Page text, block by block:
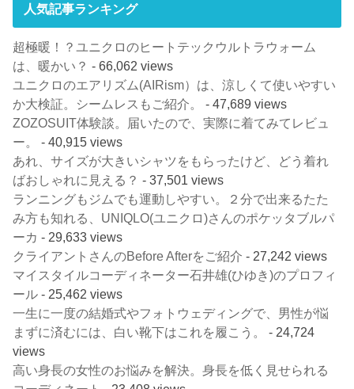
人気記事ランキング
超極暖！？ユニクロのヒートテックウルトラウォーム
は、暖かい？ - 66,062 views
ユニクロのエアリズム(AIRism）は、涼しくて使いやすい
か大検証。シームレスもご紹介。
- 47,689 views
ZOZOSUIT体験談。届いたので、実際に着てみてレビュ
ー。
- 40,915 views
あれ、サイズが大きいシャツをもらったけど、どう着れ
ばおしゃれに見える？ - 37,501 views
ランニングもジムでも運動しやすい。２分で出来るたた
み方も知れる、UNIQLO(ユニクロ)さんのポケッタブルパ
ーカ - 29,633 views
クライアントさんのBefore Afterをご紹介 - 27,242 views
マイスタイルコーディネーター石井雄(ひゆき)のプロフィ
ール - 25,462 views
一生に一度の結婚式やフォトウェディングで、男性が悩
まずに済むには、白い靴下はこれを履こう。
- 24,724
views
高い身長の女性のお悩みを解決。身長を低く見せられる